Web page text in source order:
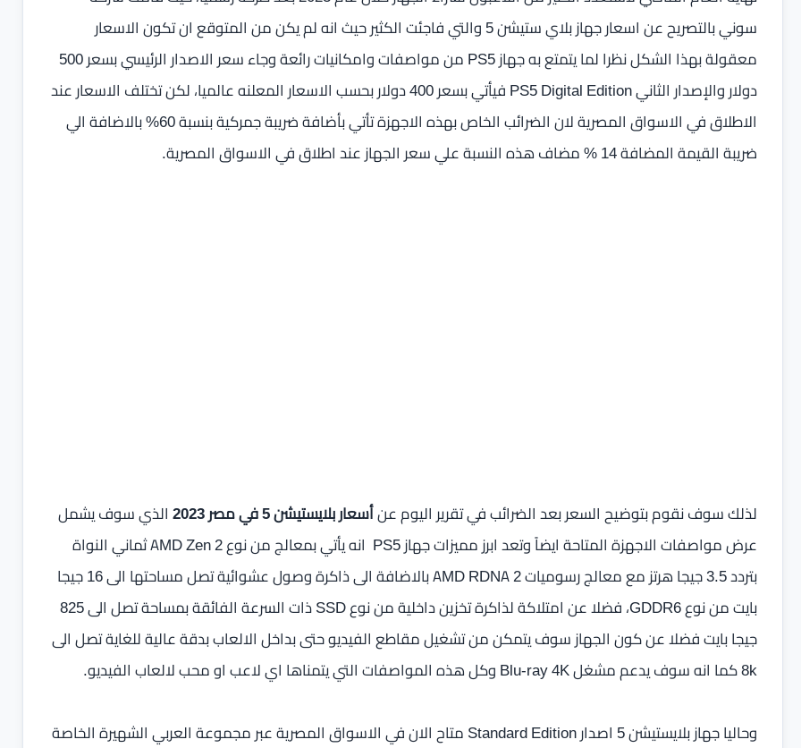
سوني بالتصريح عن اسعار جهاز بلاي ستيشن 5 والتي فاجئت الكثير حيث انه لم يكن من المتوقع ان تكون الاسعار
معقولة بهذا الشكل نظرا لما يتمتع به جهاز PS5 من مواصفات وامكانيات رائعة وجاء سعر الاصدار الرئيسي بسعر 500
دولار والإصدار الثاني PS5 Digital Edition فيأتي بسعر 400 دولار بحسب الاسعار المعلنه عالميا، لكن تختلف الاسعار عند
الاطلاق في الاسواق المصرية لان الضرائب الخاص بهذه الاجهزة تأتي بأضافة ضريبة جمركية بنسبة 60% بالاضافة الي
ضريبة القيمة المضافة 14 % مضاف هذه النسبة علي سعر الجهاز عند اطلاق في الاسواق المصرية.
لذلك سوف نقوم بتوضيح السعر بعد الضرائب في تقرير اليوم عنأسعار بلايستيشن 5 في مصر 2023
الذي سوف يشمل
عرض مواصفات الاجهزة المتاحة ايضاً وتعد ابرز مميزات جهاز PS5 انه يأتي بمعالج من نوع AMD Zen 2 ثماني النواة
بتردد 3.5 جيجا هرتز مع معالج رسوميات AMD RDNA 2 بالاضافة الى ذاكرة وصول عشوائية تصل مساحتها الى 16 جيجا
بايت من نوع GDDR6، فضلا عن امتلاكة لذاكرة تخزين داخلية من نوع SSD ذات السرعة الفائقة بمساحة تصل الى 825
جيجا بايت فضلا عن كون الجهاز سوف يتمكن من تشغيل مقاطع الفيديو حتى بداخل الالعاب بدقة عالية للغاية تصل الى
8k كما انه سوف يدعم مشغل Blu-ray 4K وكل هذه المواصفات التي يتمناها اي لاعب او محب لالعاب الفيديو.
وحاليا جهاز بلايستيشن 5 اصدار Standard Edition متاح الان في الاسواق المصرية عبر مجموعة العربي الشهيرة الخاصة